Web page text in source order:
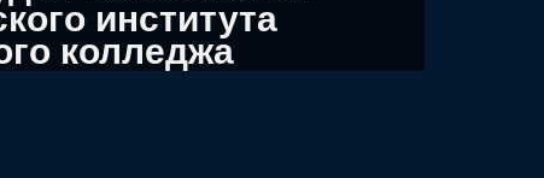
института
колледжа